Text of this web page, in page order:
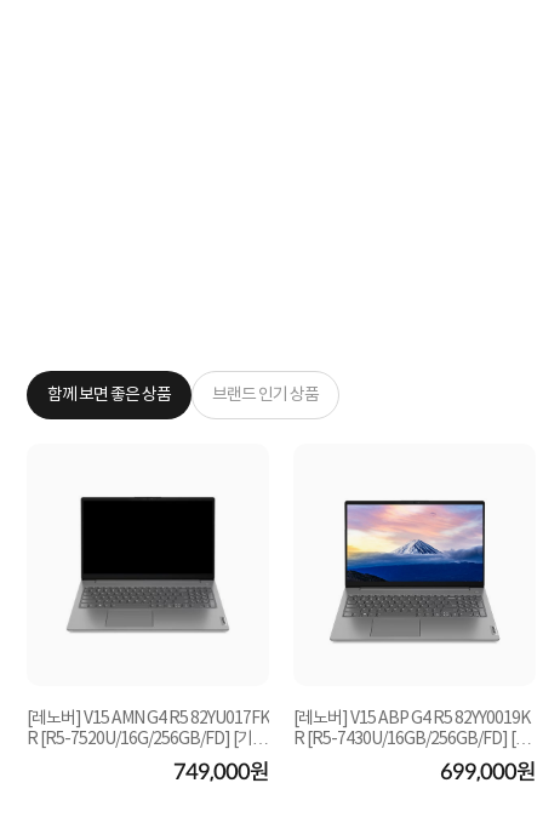
함께 보면 좋은 상품 브랜드 인기 상품
[레노버] V15 AMN G4 R5 82YU017FK
R [R5-7520U/16G/256GB/FD] [기본
749,000원
[레노버] V15 ABP G4 R5 82YY0019K
R [R5-7430U/16GB/256GB/FD] [기
699,000원